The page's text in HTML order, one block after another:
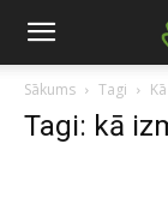
Sākums Tagi
Tagi: kā